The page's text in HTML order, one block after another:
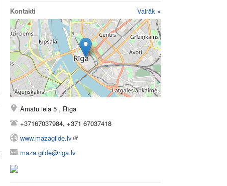
Kontakti Vairāk »
Amatu iela 5 , Rīga
+37167037984, +371 67037418
www.mazagilde.lv
maza.gilde@riga.lv